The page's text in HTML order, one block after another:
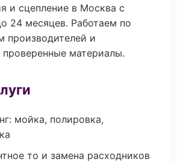
и сцепление в Москва с
24 месяцев. Работаем по
производителей и
проверенные материалы.
мойка, полировка,
то и замена расходников